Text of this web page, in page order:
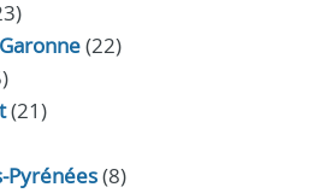
(22)
(21)
Pyrénées(8)